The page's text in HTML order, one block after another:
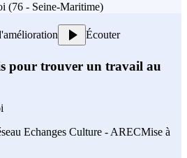
(76 - Seine-Maritime)
Écouter
pour trouver un travail au
Echanges Culture - ARECMise à